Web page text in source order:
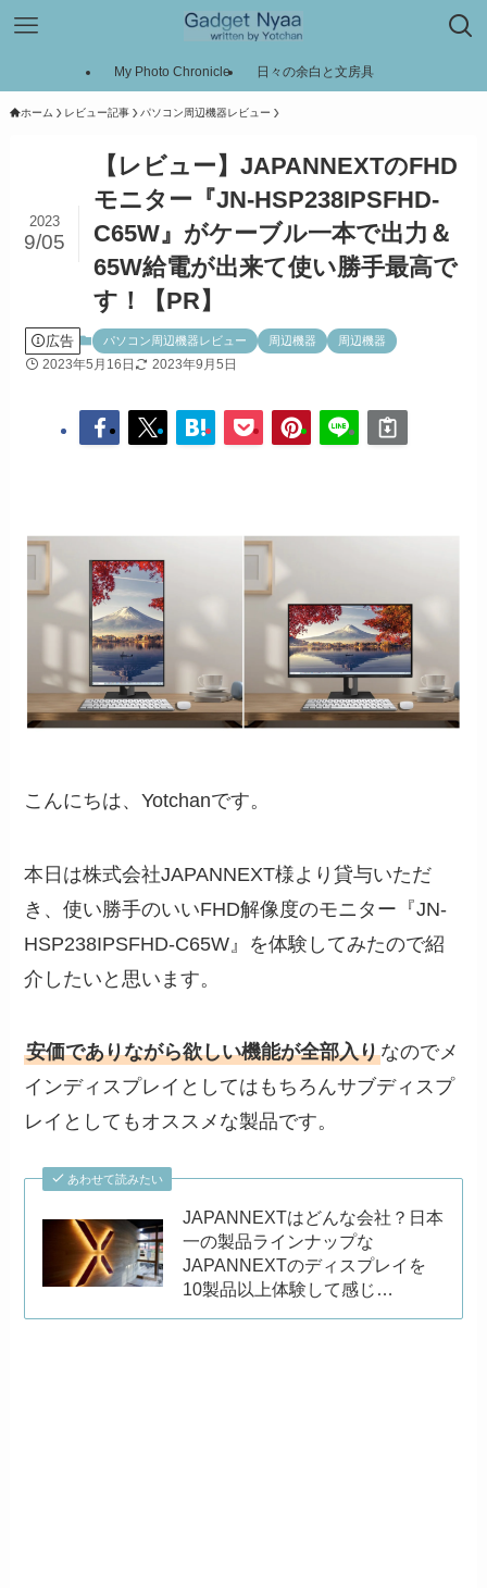
My Photo Chronicle 日々の余白と文房具
ホーム レビュー記事 パソコン周辺機器レビュー
【レビュー】JAPANNEXTのFHD
モニター『JN-HSP238IPSFHD-
C65W』がケーブル一本で出力＆
65W給電が出来て使い勝手最高で
す！【PR】
2023
9/05
広告 パソコン周辺機器レビュー 周辺機器 周辺機器
2023年5月16日 2023年9月5日
こんにちは、Yotchanです。
本日は株式会社JAPANNEXT様より貸与いただ
き、使い勝手のいいFHD解像度のモニター『JN-
HSP238IPSFHD-C65W』を体験してみたので紹
介したいと思います。
安価でありながら欲しい機能が全部入りなのでメ
インディスプレイとしてはもちろんサブディスプ
レイとしてもオススメな製品です。
あわせて読みたい
JAPANNEXTはどんな会社？日本
一の製品ラインナップな
JAPANNEXTのディスプレイを
10製品以上体験して感じ…